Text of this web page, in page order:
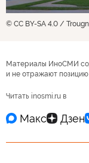
© CC BY-SA 4.0 /
Материалы ИноСМИ
и не отражают
Читать inosmi.ru в